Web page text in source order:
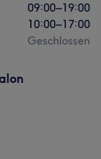
09:00–19:00
10:00–17:00
Geschlossen